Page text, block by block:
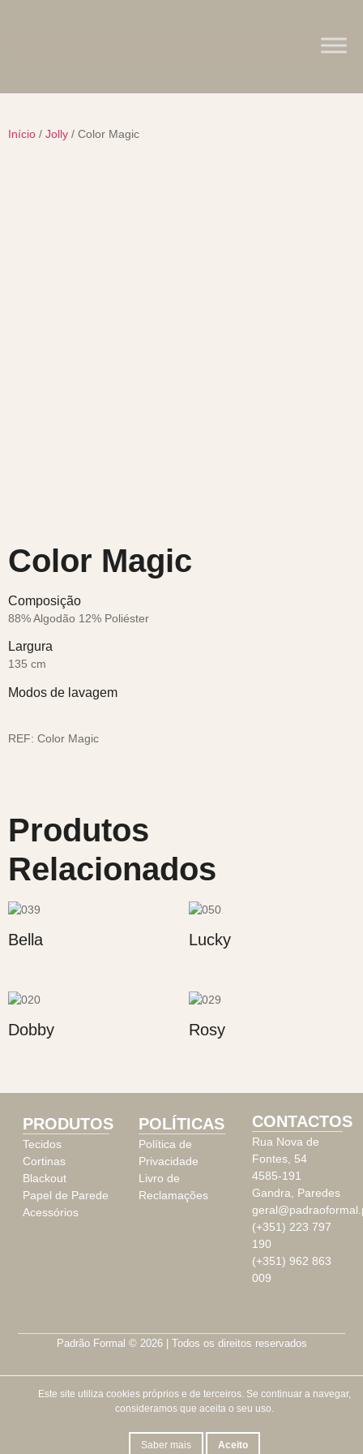
Início / Jolly / Color Magic
Color Magic
Composição
88% Algodão 12% Poliéster
Largura
135 cm
Modos de lavagem
REF: Color Magic
Produtos
Relacionados
Bella Lucky
Dobby Rosy
PRODUTOS
Tecidos
Cortinas
Blackout
Papel de Parede
Acessórios
POLÍTICAS
Política de
Privacidade
Livro de
Reclamações
CONTACTOS
Rua Nova de
Fontes, 54
4585-191
Gandra, Paredes
(+351) 223 797
190
(+351) 962 863
009
Padrão Formal © 2026 | Todos os direitos reservados
Este site utiliza cookies próprios e de terceiros. Se continuar a navegar,
consideramos que aceita o seu uso.
Saber mais Aceito